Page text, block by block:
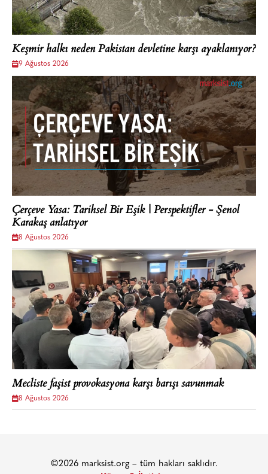
Keşmir halkı neden Pakistan devletine karşı ayaklanıyor?
9 Ağustos 2026
Çerçeve Yasa: Tarihsel Bir Eşik | Perspektifler - Şenol
Karakaş anlatıyor
8 Ağustos 2026
Mecliste faşist provokasyona karşı barışı savunmak
8 Ağustos 2026
©2026 marksist.org – tüm hakları saklıdır.